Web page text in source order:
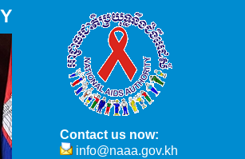
Contact us now:
info@naaa.gov.kh